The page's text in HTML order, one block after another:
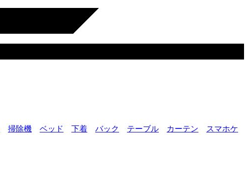
掃除機 ベッド 下着 バック テーブル カーテン
スマホケ